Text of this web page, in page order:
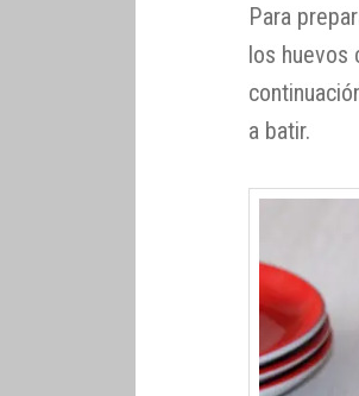
Para
los huevos
a batir.